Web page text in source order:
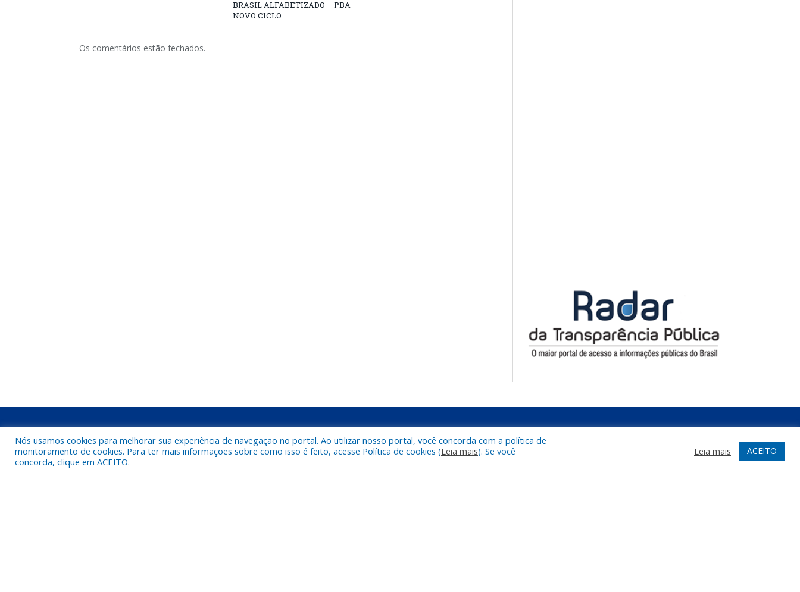
BRASIL ALFABETIZADO – PBA
NOVO CICLO
Os comentários estão fechados.
PREFEITURA DE MARAPANIM ÚLTIMAS PUBLICAÇÕES DESENVOLVIDO POR CR2
Nós usamos cookies para melhorar sua experiência de navegação no portal. Ao utilizar nosso portal, você concorda com a política de
monitoramento de cookies. Para ter mais informações sobre como isso é feito, acesse Política de cookies (Leia mais). Se você
concorda, clique em ACEITO.
Leia mais ACEITO